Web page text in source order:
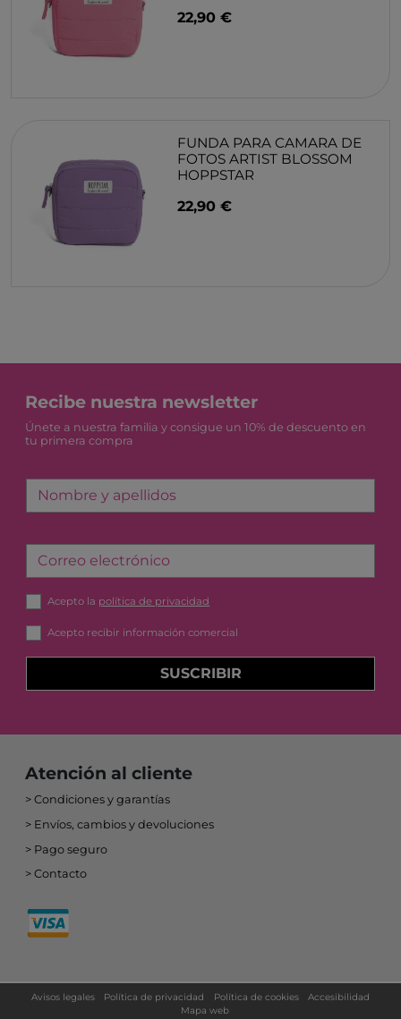
22,90 €
FUNDA PARA CAMARA DE
FOTOS ARTIST BLOSSOM
HOPPSTAR
22,90 €
Recibe nuestra newsletter
Únete a nuestra familia y consigue un 10% de descuento en
tu primera compra
Nombre y apellidos
Correo electrónico
Acepto la política de privacidad
Acepto recibir información comercial
SUSCRIBIR
Atención al cliente
Condiciones y garantías
Envíos, cambios y devoluciones
Pago seguro
Contacto
Avisos legales Política de privacidad Política de cookies
Accesibilidad
Mapa web